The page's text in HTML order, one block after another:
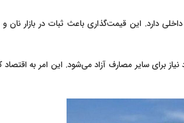
دارد. این قیمت‌گذاری باعث ثبات در بازار نان و
برای سایر مصارف آزاد می‌شود. این امر به اقتصاد